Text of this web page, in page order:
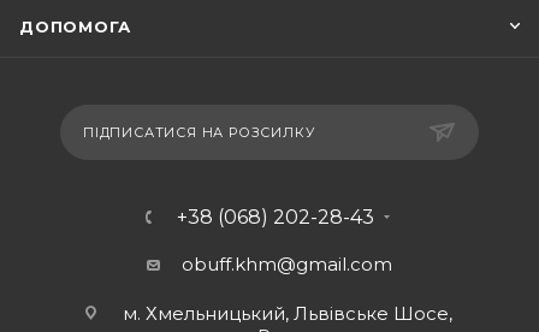
ДОПОМОГА
ПІДПИСАТИСЯ НА РОЗСИЛКУ
+38 (068) 202-28-43
obuff.khm@gmail.com
м. Хмельницький, Львівське Шосе,